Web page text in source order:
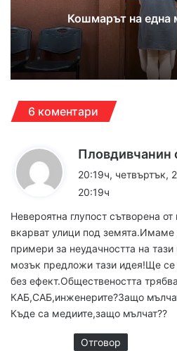
Кошмарът на една
6 коментари
Пловдивчанин
20:19ч, четвъртък,
20:19ч
Невероятна глупост сътворена
вкарват улици под
примери за неудачността на
мозък предложи тази идея!Ще се
без ефект.Обществеността
КАБ,САБ,инженерите?Защо
Къде са медиите,защо мълчат??
Отговор